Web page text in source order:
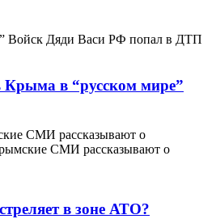
Войск Дяди Васи РФ попал в ДТП
Крыма в “русском мире”
СМИ рассказывают о
СМИ рассказывают о
в зоне АТО?